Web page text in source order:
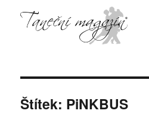
Štítek: PiNKBUS